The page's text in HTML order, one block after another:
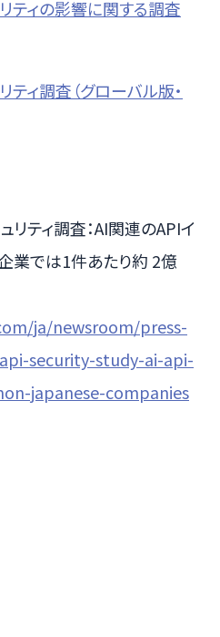
ティの影響に関する調査
ィ調査（グローバル版・
リティ調査：AI関連のAPIイ
業では1件あたり約 2億
ja/newsroom/press-
security-study-ai-api-
japanese-companies